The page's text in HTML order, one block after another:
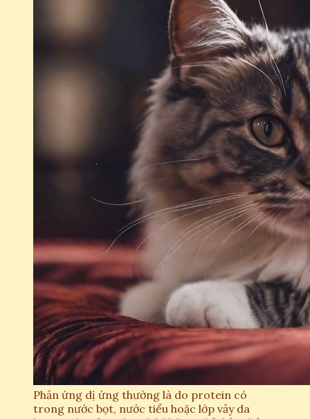
Phản ứng dị ứng thường là do protein có
trong nước bọt, nước tiểu hoặc lớp vảy da